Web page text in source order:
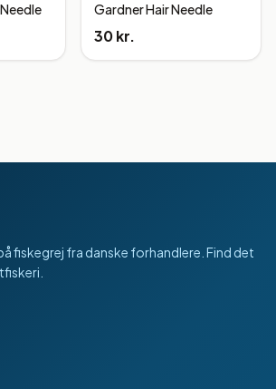
Gardner Hair Needle
30 kr.
fiskegrej fra danske forhandlere. Find det